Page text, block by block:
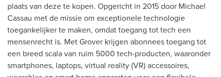
plaats van deze te kopen. Opgericht in 2015 door Michael
Cassau met de missie om exceptionele technologie
toegankelijker te maken, omdat toegang tot tech een
mensenrecht is. Met Grover krijgen abonnees toegang tot
een breed scala van ruim 5000 tech-producten, waaronder
smartphones, laptops, virtual reality (VR) accessoires,